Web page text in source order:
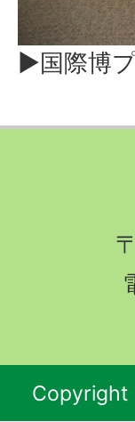
▶国際博
Copyright